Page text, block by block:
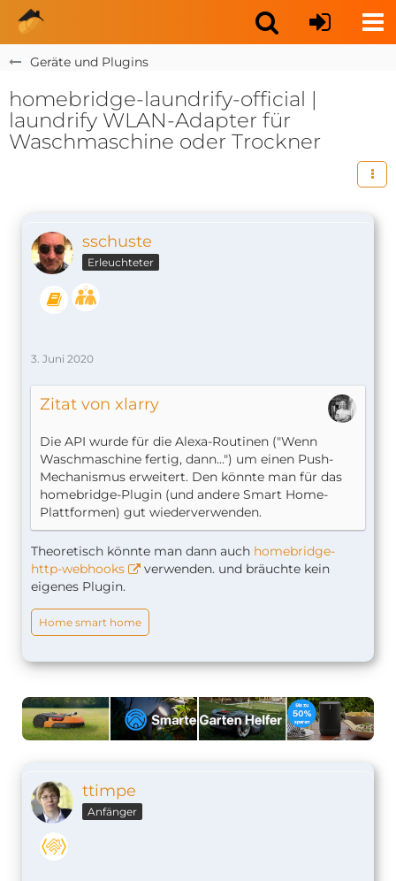
Geräte und Plugins
homebridge-laundrify-official |
laundrify WLAN-Adapter für
Waschmaschine oder Trockner
sschuste
Erleuchteter
3. Juni 2020
Zitat von xlarry
Die API wurde für die Alexa-Routinen ("Wenn
Waschmaschine fertig, dann...") um einen Push-
Mechanismus erweitert. Den könnte man für das
homebridge-Plugin (und andere Smart Home-
Plattformen) gut wiederverwenden.
Theoretisch könnte man dann auch homebridge-
http-webhooks
verwenden. und bräuchte kein
eigenes Plugin.
Home smart home
ttimpe
Anfänger